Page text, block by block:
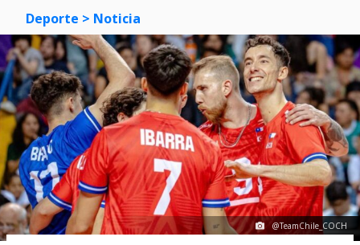
Deporte > Noticia
@TeamChile_COCH